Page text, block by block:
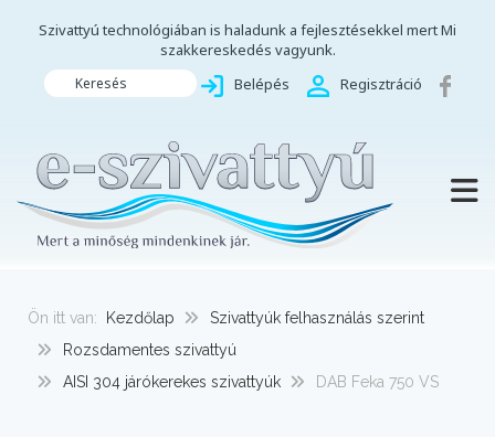
Szivattyú technológiában is haladunk a fejlesztésekkel mert Mi
szakkereskedés vagyunk.
Keresés Belépés Regisztráció
Ön itt van: Kezdőlap
Szivattyúk felhasználás szerint
Rozsdamentes szivattyú
AISI 304 járókerekes szivattyúk
DAB Feka 750 VS